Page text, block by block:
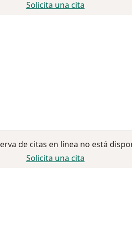
Solicita una cita
de citas en línea no está
Solicita una cita